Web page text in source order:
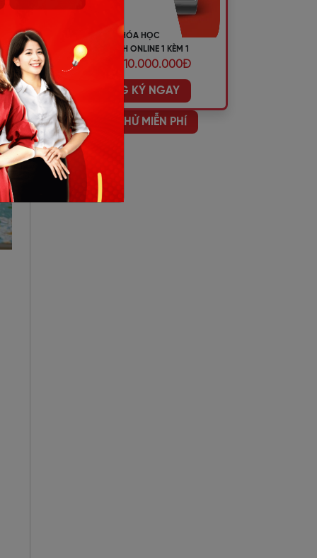
KHÓA HỌC
TIẾNG ANH ONLINE 1 KÈM 1
ƯU ĐÃI 10.000.000Đ
ĐĂNG KÝ NGAY
HỌC THỬ MIỄN PHÍ